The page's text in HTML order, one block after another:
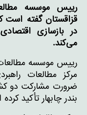
رییس موسسه
قزاقستان گفته است
در بازسازی
می‌کند.
رییس موسسه
مرکز مطالعات
ضرورت مشارکت دو
بندر چابهار تأکید